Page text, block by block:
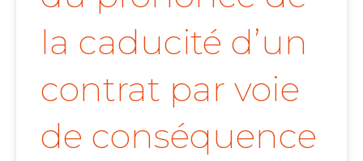
la caducité d’un
contrat par voie
de conséquence